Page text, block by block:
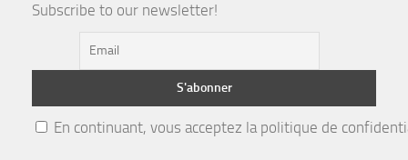
Subscribe to our newsletter!
En continuant, vous acceptez la politique de